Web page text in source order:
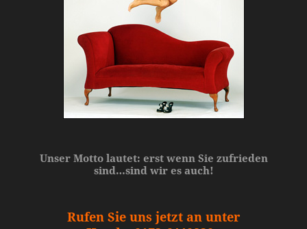
Unser Motto lautet: erst wenn Sie zufrieden
sind…sind wir es auch!
Rufen Sie uns jetzt an unter